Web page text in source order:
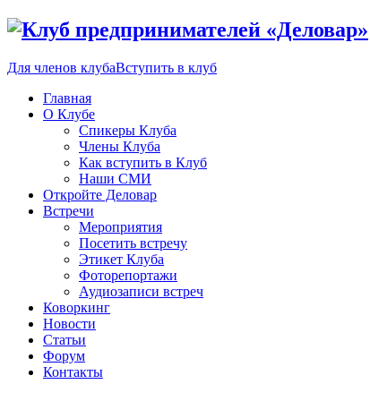
Для членов клубаВступить в клуб
Главная
О Клубе
Спикеры Клуба
Члены Клуба
Как вступить в Клуб
Наши СМИ
Откройте Деловар
Встречи
Мероприятия
Посетить встречу
Этикет Клуба
Фоторепортажи
Аудиозаписи встреч
Коворкинг
Новости
Статьи
Форум
Контакты